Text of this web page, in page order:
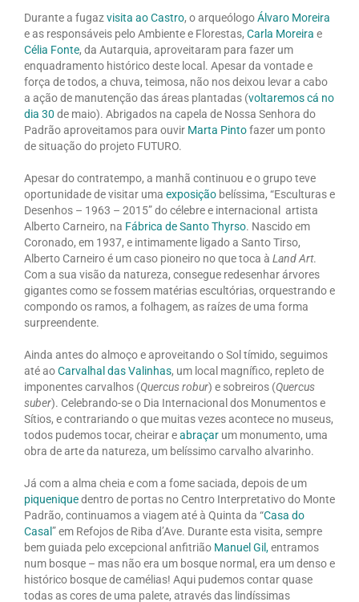
Durante a fugazvisita ao Castro, o arqueólogoÁlvaro Moreira
e as responsáveis pelo Ambiente e Florestas, Carla Moreira e
Célia Fonte, da Autarquia, aproveitaram para fazer um
enquadramento histórico deste local. Apesar da vontade e
força de todos, a chuva, teimosa, não nos deixou levar a cabo
a ação de manutenção das áreas plantadas (voltaremos cá no
dia 30 de maio). Abrigados na capela de Nossa Senhora do
Padrão aproveitamos para ouvir Marta Pintofazer um ponto
de situação do projeto FUTURO.
Apesar do contratempo, a manhã continuou e o grupo teve
oportunidade de visitar uma exposição belíssima, “Esculturas e
Desenhos – 1963 – 2015” do célebre e internacional artista
Alberto Carneiro, na Fábrica de Santo Thyrso. Nascido em
Coronado, em 1937, e intimamente ligado a Santo Tirso,
Alberto Carneiro é um caso pioneiro no que toca à Land Art.
Com a sua visão da natureza, consegue redesenhar árvores
gigantes como se fossem matérias escultórias, orquestrando e
compondo os ramos, a folhagem, as raízes de uma forma
surpreendente.
Ainda antes do almoço e aproveitando o Sol tímido, seguimos
até aoCarvalhal das Valinhas, um local magnífico, repleto de
imponentes carvalhos (Quercus robur) e sobreiros (Quercus
suber). Celebrando-se o Dia Internacional dos Monumentos e
Sítios, e contrariando o que muitas vezes acontece no museus,
todos pudemos tocar, cheirar eabraçar um monumento, uma
obra de arte da natureza, um belíssimo carvalho alvarinho.
Já com a alma cheia e com a fome saciada, depois de um
piqueniquedentro de portas no Centro Interpretativo do Monte
Padrão, continuamos a viagem até à Quinta da “Casa do
Casal ” em Refojos de Riba d’Ave. Durante esta visita, sempre
bem guiada pelo excepcional anfitrião Manuel Gil,entramos
num bosque – mas não era um bosque normal, era um denso e
histórico bosque de camélias! Aqui pudemos contar quase
todas as cores de uma palete, através das lindíssimas